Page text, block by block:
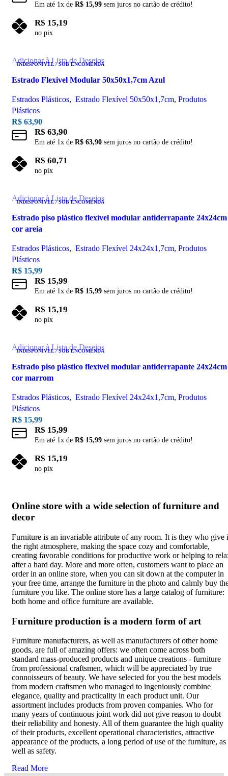
Em até 1x de R$ 15,99 sem juros no cartão de crédito!
R$ 15,19
no pix
INDISPONIVEL / SOB ENCOMENDA
Adicionar à Lista de Desejos
Estrado Flexivel Modular 50x50x1,7cm Azul
Estrados Plásticos, Estrado Flexível 50x50x1,7cm, Produtos
Plásticos
R$ 63,90
R$ 63,90
Em até 1x de R$ 63,90 sem juros no cartão de crédito!
R$ 60,71
no pix
INDISPONIVEL / SOB ENCOMENDA
Adicionar à Lista de Desejos
Estrado piso plástico flexível modular antiderrapante 24x24cm
cor areia
Estrados Plásticos, Estrado Flexível 24x24x1,7cm, Produtos
Plásticos
R$ 15,99
R$ 15,99
Em até 1x de R$ 15,99 sem juros no cartão de crédito!
R$ 15,19
no pix
INDISPONIVEL / SOB ENCOMENDA
Adicionar à Lista de Desejos
Estrado piso plástico flexível modular antiderrapante 24x24cm
cor marrom
Estrados Plásticos, Estrado Flexível 24x24x1,7cm, Produtos
Plásticos
R$ 15,99
R$ 15,99
Em até 1x de R$ 15,99 sem juros no cartão de crédito!
R$ 15,19
no pix
Online store with a wide selection of furniture and
decor
Furniture is an invariable attribute of any room. It is they who give
the right atmosphere, making the space cozy and comfortable,
creating favorable conditions for productive work or helping to
after a hard day. More and more often, customers want to place an
order in an online store, when you can sit down at the computer in
your free time, arrange the furniture in the photo and calmly buy
furniture you like. The online store has a large catalog of furniture:
both home and office furniture are available.
Furniture production is a modern form of art
Furniture manufacturers, as well as manufacturers of other home
goods, are full of amazing offers: we often come across both
standard mass-produced products and unique creations - furniture
from professional craftsmen, which will be appreciated by true
connoisseurs of beauty. We have selected for you the best models
from modern craftsmen who managed to ingeniously combine
elegance, quality and practicality in each product unit. Our
assortment includes products from proven companies. Who for
many years of continuous joint work did not give reason to doubt
their reliability and honesty. All of them guarantee the high quality
of their products, excellent operational characteristics, attractive
appearance of the products, a long period of use of the furniture, as
well as safety.
Read More